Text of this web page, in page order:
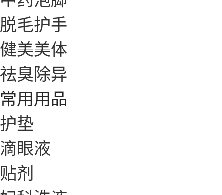
脱毛护手
健美美体
祛臭除异
常用用品
护垫
滴眼液
贴剂